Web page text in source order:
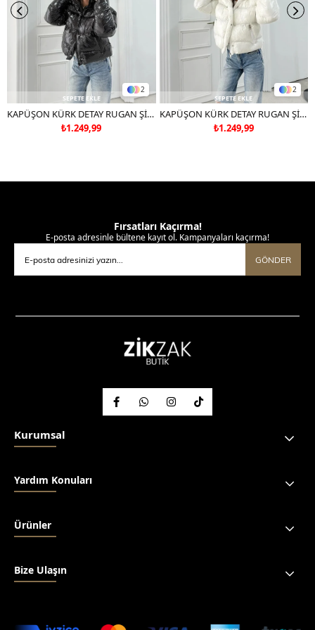
2
SEPETE EKLE
KAPÜŞON KÜRK DETAY RUGAN ŞİŞME MONT SİYAH
₺1.249,99
2
SEPETE EKLE
KAPÜŞON KÜRK DETAY RUGAN ŞİŞME MONT BEYAZ
₺1.249,99
Fırsatları Kaçırma!
E-posta adresinle bültene kayıt ol. Kampanyaları kaçırma!
GÖNDER
Kurumsal
Yardım Konuları
Ürünler
Bize Ulaşın